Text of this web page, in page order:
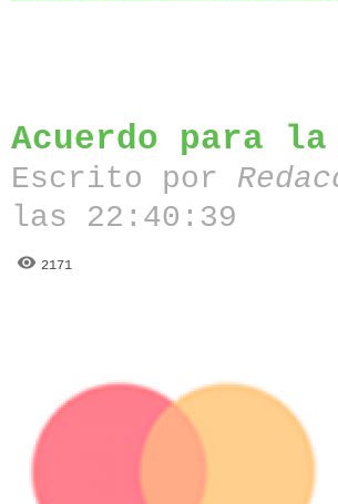
Acuerdo para
Escrito por
las 22:40:39
2171